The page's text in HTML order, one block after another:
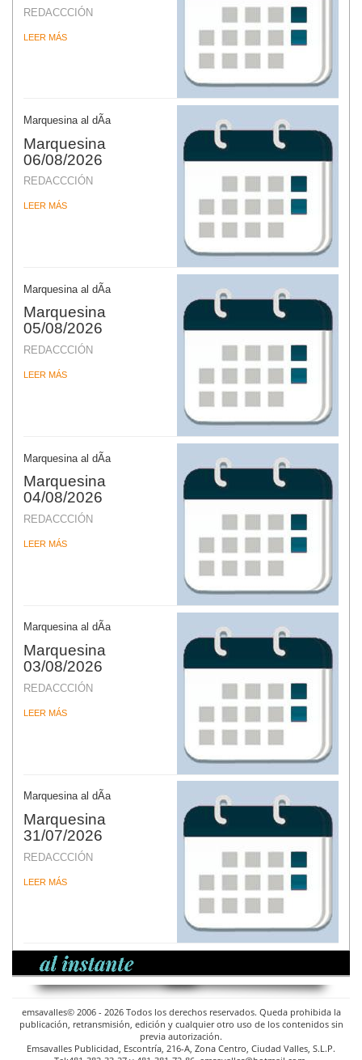
REDACCCIÓN
LEER MÁS
Marquesina al dÃ­a
Marquesina
06/08/2026
REDACCCIÓN
LEER MÁS
Marquesina al dÃ­a
Marquesina
05/08/2026
REDACCCIÓN
LEER MÁS
Marquesina al dÃ­a
Marquesina
04/08/2026
REDACCCIÓN
LEER MÁS
Marquesina al dÃ­a
Marquesina
03/08/2026
REDACCCIÓN
LEER MÁS
Marquesina al dÃ­a
Marquesina
31/07/2026
REDACCCIÓN
LEER MÁS
emsavalles© 2006 - 2026 Todos los derechos reservados. Queda prohibida la
publicación, retransmisión, edición y cualquier otro uso de los contenidos sin
previa autorización.
Emsavalles Publicidad, Escontría, 216-A, Zona Centro, Ciudad Valles, S.L.P.